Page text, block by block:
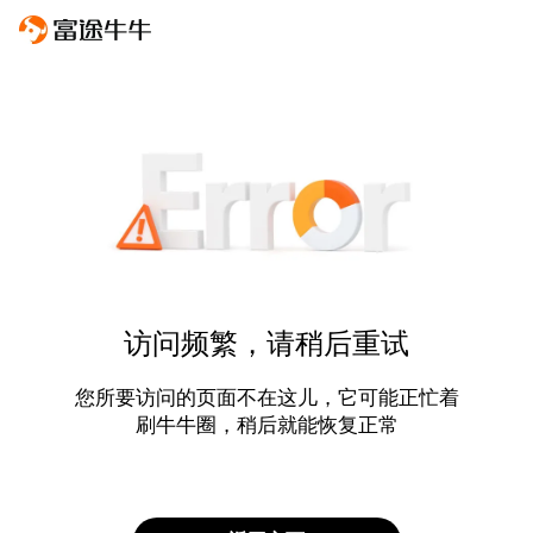
访问频繁，请稍后重试
您所要访问的页面不在这儿，它可能正忙着
刷牛牛圈，稍后就能恢复正常